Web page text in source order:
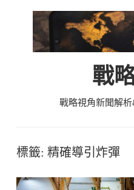
戰
戰略視角新聞解
標籤: 精確導引炸彈